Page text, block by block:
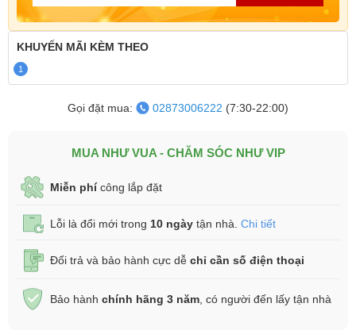
KHUYẾN MÃI KÈM THEO
1
Gọi đặt mua: 02873006222 (7:30-22:00)
MUA NHƯ VUA - CHĂM SÓC NHƯ VIP
Miễn phícông lắp đặt
Lỗi là đổi mới trong 10 ngày tận nhà. Chi tiết
Đổi trả và bảo hành cực dễ chỉ cần số điện thoại
Bảo hành chính hãng 3 năm , có người đến lấy tận nhà